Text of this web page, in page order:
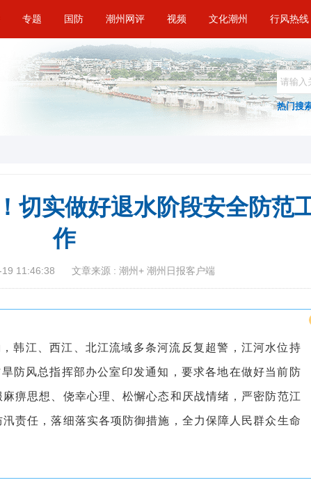
专题 国防 潮州网评 视频 文化潮州 行风热线
热门搜
切实做好退水阶段安全防范
作
11:46:38 文章来源 : 潮州+ 潮州日报客户端
韩江、西江、北江流域多条河流反复超警，江河水位持
防风总指挥部办公室印发通知，要求各地在做好当前防
痹思想、侥幸心理、松懈心态和厌战情绪，严密防范江
责任，落细落实各项防御措施，全力保障人民群众生命